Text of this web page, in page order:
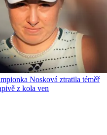
Nosková ztratila téměř
z kola ven